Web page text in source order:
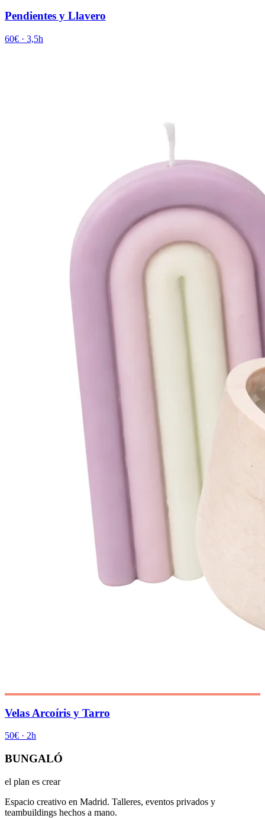
Pendientes y Llavero
60€ · 3,5h
Velas Arcoíris y Tarro
50€ · 2h
BUNGALÓ
el plan es crear
Espacio creativo en Madrid. Talleres, eventos privados y
teambuildings hechos a mano.